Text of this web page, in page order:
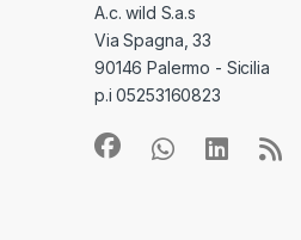
A.c. wild S.a.s
Via Spagna, 33
90146 Palermo - Sicilia
p.i 05253160823